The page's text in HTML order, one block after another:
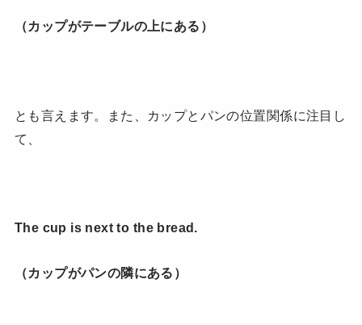
（カップがテーブルの上にある）
とも言えます。また、カップとパンの位置関係に注目し
て、
The cup is next to the bread.
（カップがパンの隣にある）